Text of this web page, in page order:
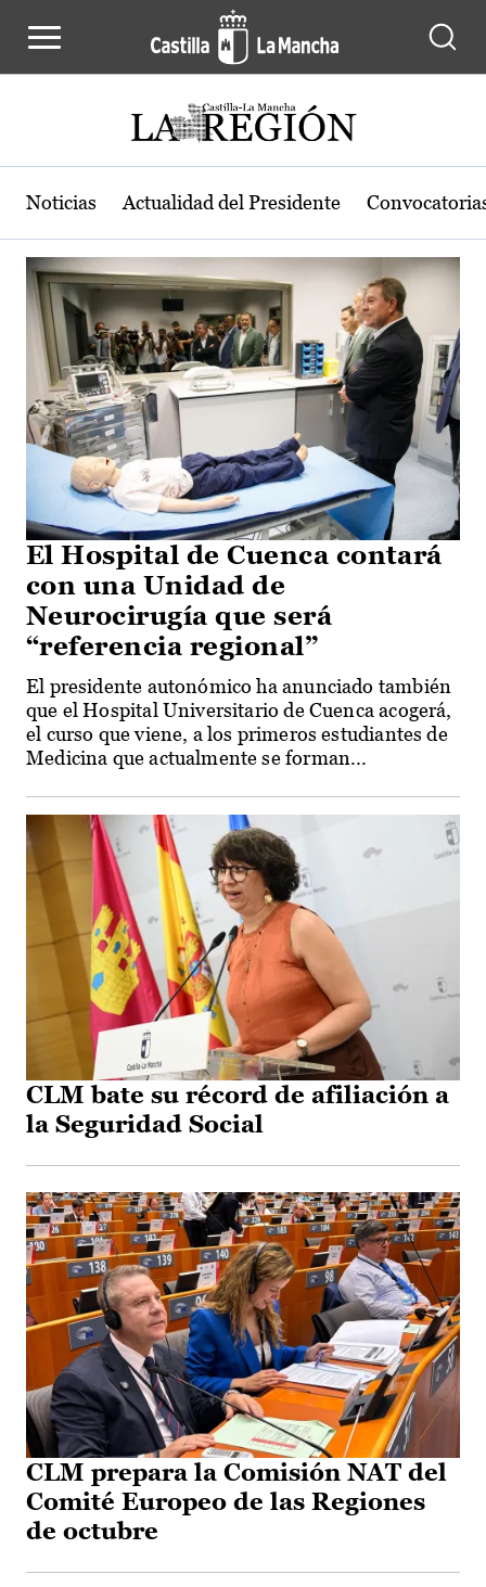
Actualidad de la región de Castilla-
Noticias Actualidad del Presidente
El Hospital de Cuenca contará
con una Unidad de
Neurocirugía que será
“referencia regional”
El presidente autonómico ha anunciado también
que el Hospital Universitario de Cuenca acogerá,
el curso que viene, a los primeros estudiantes de
Medicina que actualmente se forman...
CLM bate su récord de afiliación a
la Seguridad Social
CLM prepara la Comisión NAT del
Comité Europeo de las Regiones
de octubre